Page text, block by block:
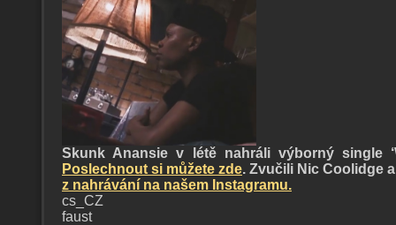
Skunk Anansie v létě nahráli výborný single
Poslechnout si můžete zde. Zvučili Nic Coolidge
z nahrávání na našem Instagramu.
cs_CZ
faust